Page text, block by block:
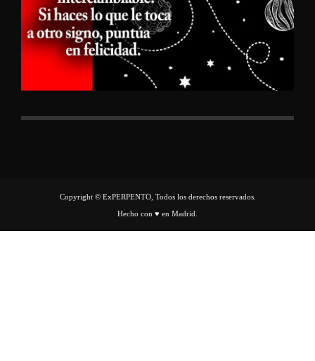
Copyright © ExPERPENTO, Todos los derechos reservados.
Hecho con ♥ en Madrid.